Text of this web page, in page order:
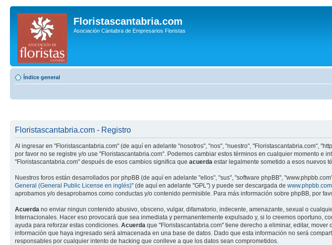
Floristascantabria.com
Asociación Cántabra de Empresarios Floristas
Índice general
Floristascantabria.com - Registro
Al ingresar en "Floristascantabria.com" (de aquí en adelante "nosotros", "nos", "nuestro", "Floristascantabria.com",
por favor no se registre y/o use "Floristascantabria.com". Podemos cambiar estos términos en cualquier momento
"Floristascantabria.com" después de esos cambios significa que acuerda estar legalmente sometido a esos nuevos
Nuestros foros están desarrollados por phpBB (de aquí en adelante "ellos", "sus", "software phpBB",
General (General Public License en inglés)" (de aquí en adelante "GPL") y puede ser descargada de www.phpbb.com
aprobamos y/o desaprobamos como conductas y/o contenido permisible. Para más información sobre phpBB, por
Acuerda no enviar ningun contenido abusivo, obsceno, vulgar, difamatorio, indecente, amenazante, sexual o
Internacionales. Hacer eso provocará que sea inmediata y permanentemente expulsado y, si lo creemos oportuno,
ayuda para reforzar estas condiciones. Acuerda que "Floristascantabria.com" tiene derecho a eliminar, editar,
información que haya ingresado será almacenada en una base de datos. Dado que esta información no será
responsables por cualquier intento de hacking que conlleve a que los datos sean comprometidos.